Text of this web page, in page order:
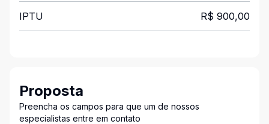
IPTU R$ 900,00
Proposta
Preencha os campos para que um de nossos
especialistas entre em contato